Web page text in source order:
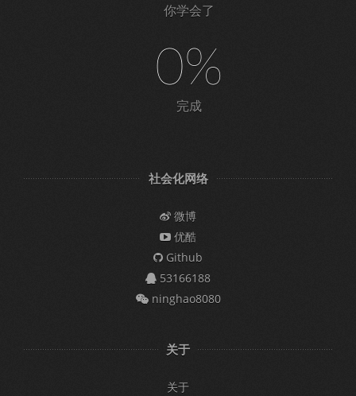
你学会了
0%
完成
社会化网络
微博
优酷
Github
53166188
ninghao8080
关于
关于